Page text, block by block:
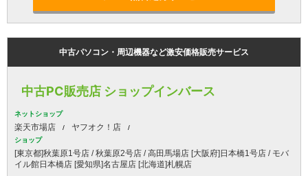
中古パソコン・周辺機器など激安価格販売サービス
中古PC販売店 ショップインバース
ネットショップ
楽天市場店 ヤフオク！店
ショップ
[東京都]秋葉原1号店 / 秋葉原2号店 / 高田馬場店 [大阪府]日本橋1号店 / モバ
イル館日本橋店 [愛知県]名古屋店 [北海道]札幌店